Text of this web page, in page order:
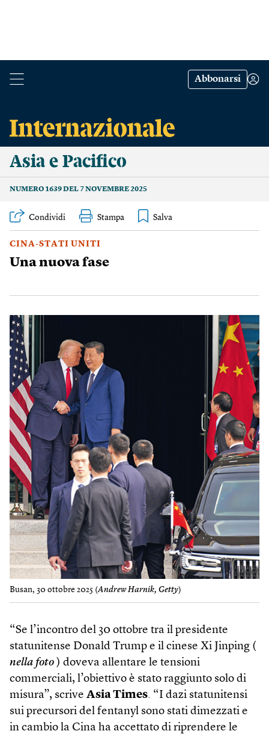
Abbonarsi
Asia e Pacifico
NUMERO 1639 DEL 7 NOVEMBRE 2025
Condividi Stampa
CINA-STATI UNITI
Una nuova fase
Busan, 30 ottobre 2025 (Andrew Harnik, Getty)
“Se l’incontro del 30 ottobre tra il presidente
statunitense Donald Trump e il cinese Xi Jinping (
nella foto ) doveva allentare le tensioni
commerciali, l’obiettivo è stato raggiunto solo di
misura”, scrive Asia Times. “I dazi statunitensi
sui precursori del fentanyl sono stati dimezzati e
in cambio la Cina ha accettato di riprendere le